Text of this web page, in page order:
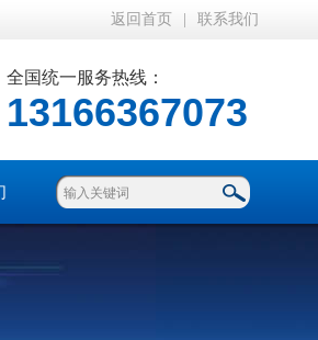
返回首页 联系我们
全国统一服务热线：
13166367073